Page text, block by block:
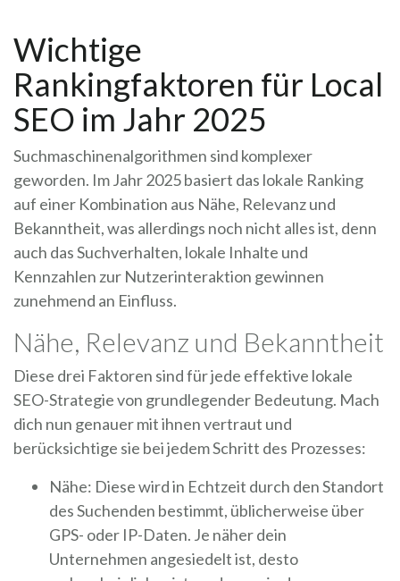
Wichtige
Rankingfaktoren für Local
SEO im Jahr 2025
Suchmaschinenalgorithmen sind komplexer
geworden. Im Jahr 2025 basiert das lokale Ranking
auf einer Kombination aus Nähe, Relevanz und
Bekanntheit, was allerdings noch nicht alles ist, denn
auch das Suchverhalten, lokale Inhalte und
Kennzahlen zur Nutzerinteraktion gewinnen
zunehmend an Einfluss.
Nähe, Relevanz und Bekanntheit
Diese drei Faktoren sind für jede effektive lokale
SEO-Strategie von grundlegender Bedeutung. Mach
dich nun genauer mit ihnen vertraut und
berücksichtige sie bei jedem Schritt des Prozesses:
Nähe: Diese wird in Echtzeit durch den Standort
des Suchenden bestimmt, üblicherweise über
GPS- oder IP-Daten. Je näher dein
Unternehmen angesiedelt ist, desto